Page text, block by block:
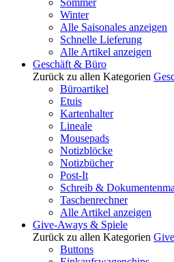
Sommer
Winter
Alle Saisonales anzeigen
Schnelle Lieferung
Alle Artikel anzeigen
Geschäft & Büro
Zurück zu allen Kategorien
Büroartikel
Etuis
Kartenhalter
Lineale
Mousepads
Notizblöcke
Notizbücher
Post-It
Schreib &
Taschenrechner
Alle Artikel anzeigen
Give-Aways & Spiele
Zurück zu allen Kategorien
Buttons